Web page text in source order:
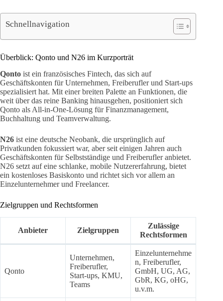
Schnellnavigation
Überblick: Qonto und N26 im Kurzporträt
Qonto ist ein französisches Fintech, das sich auf
Geschäftskonten für Unternehmen, Freiberufler und Start-ups
spezialisiert hat. Mit einer breiten Palette an Funktionen, die
weit über das reine Banking hinausgehen, positioniert sich
Qonto als All-in-One-Lösung für Finanzmanagement,
Buchhaltung und Teamverwaltung.
N26 ist eine deutsche Neobank, die ursprünglich auf
Privatkunden fokussiert war, aber seit einigen Jahren auch
Geschäftskonten für Selbstständige und Freiberufler anbietet.
N26 setzt auf eine schlanke, mobile Nutzererfahrung, bietet
ein kostenloses Basiskonto und richtet sich vor allem an
Einzelunternehmer und Freelancer.
Zielgruppen und Rechtsformen
Anbieter Zielgruppen
Zulässige
Rechtsformen
Qonto
Unternehmen,
Freiberufler,
Start-ups, KMU,
Teams
Einzelunternehme
n, Freiberufler,
GmbH, UG, AG,
GbR, KG, oHG,
u.v.m.